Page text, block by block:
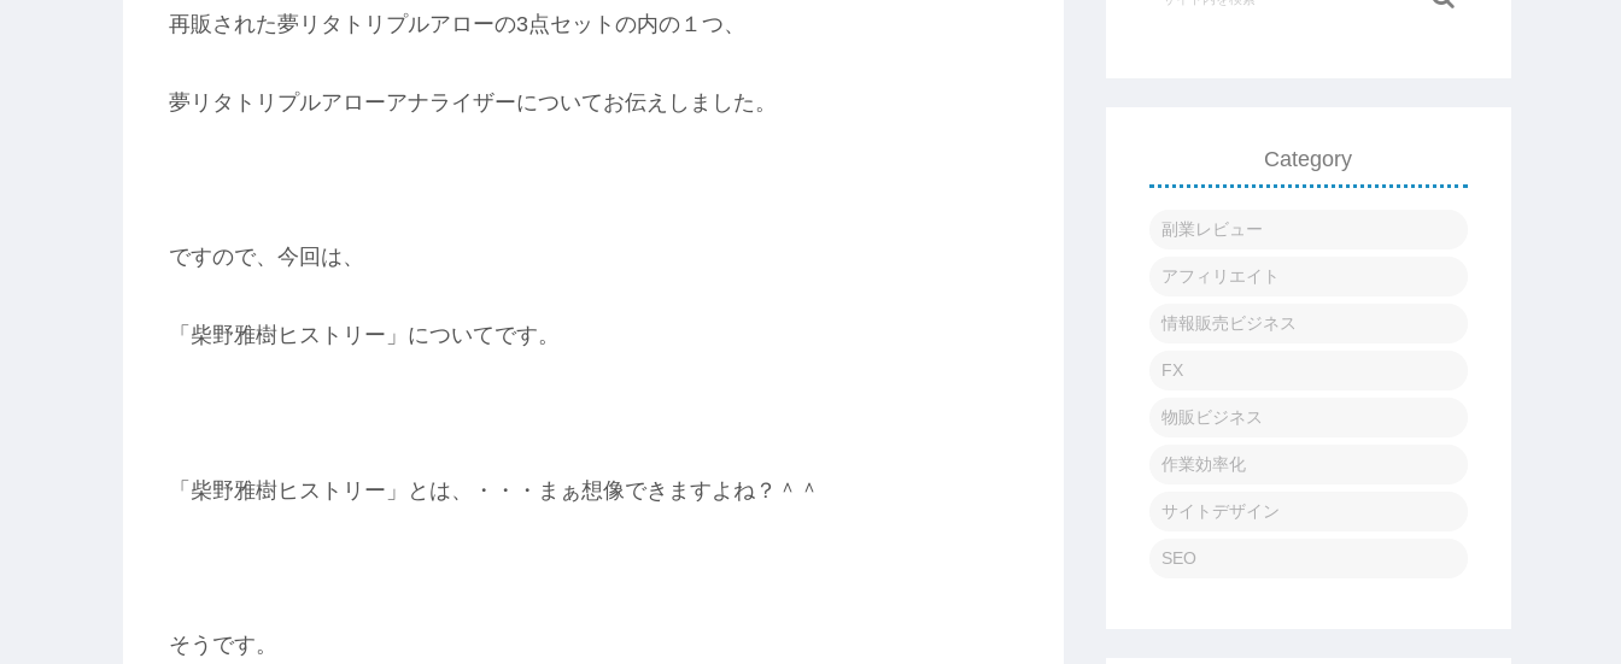
再販された夢リタトリプルアローの3点セットの内の１つ、
夢リタトリプルアローアナライザーについてお伝えしました。
ですので、今回は、
「柴野雅樹ヒストリー」についてです。
「柴野雅樹ヒストリー」とは、・・・まぁ想像できますよね？＾＾
そうです。
Category
副業レビュー
アフィリエイト
情報販売ビジネス
FX
物販ビジネス
作業効率化
サイトデザイン
SEO